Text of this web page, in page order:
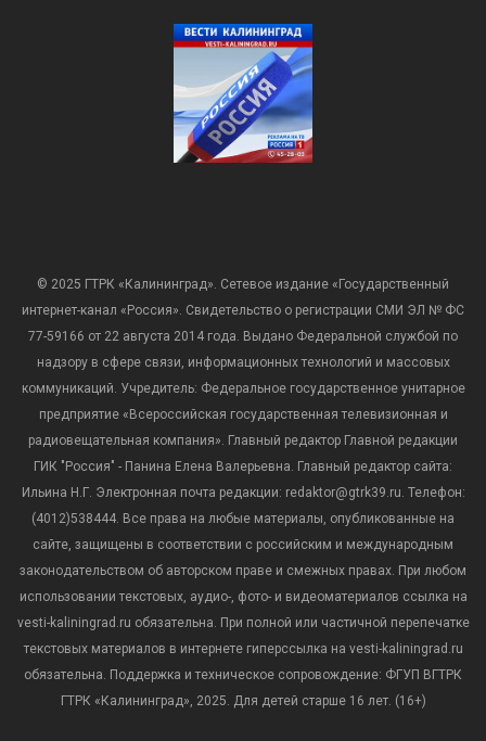
© 2025 ГТРК «Калининград». Сетевое издание «Государственный
интернет-канал «Россия». Свидетельство о регистрации СМИ ЭЛ № ФС
77-59166 от 22 августа 2014 года. Выдано Федеральной службой по
надзору в сфере связи, информационных технологий и массовых
коммуникаций. Учредитель: Федеральное государственное унитарное
предприятие «Всероссийская государственная телевизионная и
радиовещательная компания». Главный редактор Главной редакции
ГИК "Россия" - Панина Елена Валерьевна. Главный редактор сайта:
Ильина Н.Г. Электронная почта редакции: redaktor@gtrk39.ru. Телефон:
(4012)538444. Все права на любые материалы, опубликованные на
сайте, защищены в соответствии с российским и международным
законодательством об авторском праве и смежных правах. При любом
использовании текстовых, аудио-, фото- и видеоматериалов ссылка на
vesti-kaliningrad.ru обязательна. При полной или частичной перепечатке
текстовых материалов в интернете гиперссылка на vesti-kaliningrad.ru
обязательна. Поддержка и техническое сопровождение: ФГУП ВГТРК
ГТРК «Калининград», 2025. Для детей старше 16 лет. (16+)